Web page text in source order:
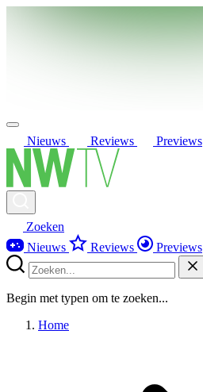
Nieuws Reviews Previews
Zoeken
Nieuws
Reviews Previews
Begin met typen om te zoeken...
Home